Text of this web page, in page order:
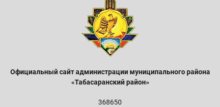
Официальный сайт администрации муниципального района
«Табасаранский район»
368650